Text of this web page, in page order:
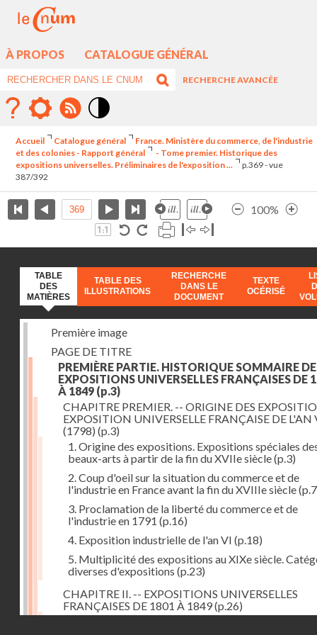
À PROPOS CATALOGUE GÉNÉRAL
RECHERCHE AVANCÉE
élévé
Accueil Catalogue général
France. Ministère du commerce, de l'industrie
et des colonies - Rapport général
- Tome premier. Historique des
expositions universelles. Préliminaires de l'exposition ...
p.369 - vue
387/392
100%
TABLE
DES
MATIÈRES
TABLE DES
ILLUSTRATIONS
RECHERCHE
DANS LE
DOCUMENT
TEXTE
OCÉRISÉ
Première image
PAGE DE TITRE
PREMIÈRE PARTIE. HISTORIQUE SOMMAIRE
EXPOSITIONS UNIVERSELLES FRANÇAISES DE
À 1849 (p.3)
CHAPITRE PREMIER. -- ORIGINE DES
EXPOSITION UNIVERSELLE FRANÇAISE DE L'AN
(1798) (p.3)
1. Origine des expositions. Expositions spéciales
beaux-arts à partir de la fin du XVIIe siècle(p.3)
2. Coup d'oeil sur la situation du commerce et de
l'industrie en France avant la fin du XVIIIe siècle
3. Proclamation de la liberté du commerce et de
l'industrie en 1791 (p.16)
4. Exposition industrielle de l'an VI (p.18)
5. Multiplicité des expositions au XIXe siècle.
diverses d'expositions (p.23)
CHAPITRE II. -- EXPOSITIONS UNIVERSELLES
FRANÇAISES DE 1801 À 1849(p.26)